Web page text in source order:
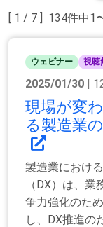
[ 1 / 7 ] 134件中1
ウェビナー 視聴
2025/01/30 |
現場が変
る製造業
製造業におけ
（DX）は、
争力強化のた
し、DX推進の